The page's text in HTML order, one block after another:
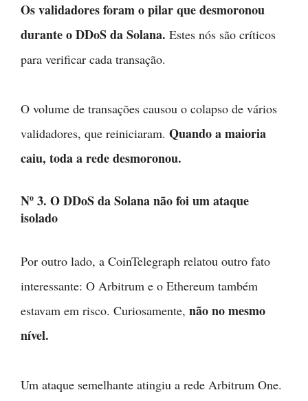
Os validadores foram o pilar que desmoronou
durante o DDoS da Solana. Estes nós são críticos
para verificar cada transação.
O volume de transações causou o colapso de vários
validadores, que reiniciaram. Quando a maioria
caiu, toda a rede desmoronou.
Nº 3. O DDoS da Solana não foi um ataque
isolado
Por outro lado, a CoinTelegraph relatou outro fato
interessante: O Arbitrum e o Ethereum também
estavam em risco. Curiosamente, não no mesmo
nível.
Um ataque semelhante atingiu a rede Arbitrum One.